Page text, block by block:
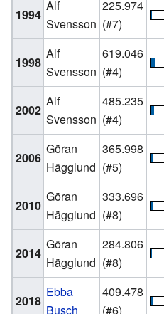
1994
Alf
Svensson
225.974
(#7)
1998
Alf
Svensson
619.046
(#4)
2002
Alf
Svensson
485.235
(#4)
2006
Göran
Hägglund
365.998
(#5)
2010
Göran
Hägglund
333.696
(#8)
2014
Göran
Hägglund
284.806
(#8)
2018
Ebba
Busch
409.478
(#6)